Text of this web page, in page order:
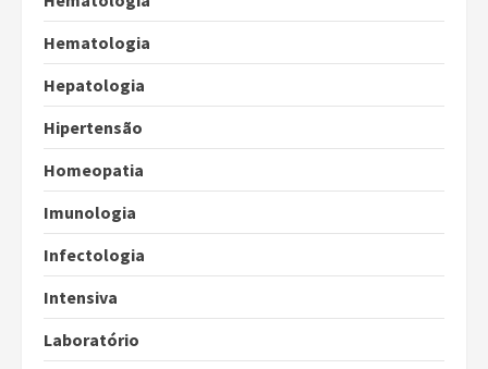
Hematologia
Hepatologia
Hipertensão
Homeopatia
Imunologia
Infectologia
Intensiva
Laboratório